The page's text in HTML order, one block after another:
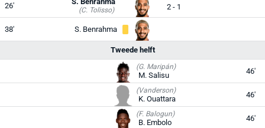
26' (C. Tolisso) 2 - 1
38' S. Benrahma
Tweede helft
(G. Maripán)
M. Salisu 46'
(Vanderson)
K. Ouattara 46'
(F. Balogun)
B. Embolo 46'